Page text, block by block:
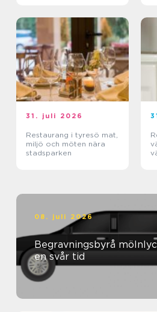
31. juli 2026
Restaurang i tyresö mat,
miljö och möten nära
stadsparken
08. juli 2026
Begravningsbyrå mölnlycke tryggt
en svår tid